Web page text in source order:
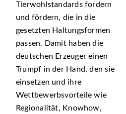
Tierwohlstandards fordern
und fördern, die in die
gesetzten Haltungsformen
passen. Damit haben die
deutschen Erzeuger einen
Trumpf in der Hand, den sie
einsetzen und ihre
Wettbewerbsvorteile wie
Regionalität, Knowhow,